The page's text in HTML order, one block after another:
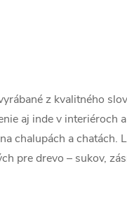
z kvalitného
aj inde v
chalupách a
pre drevo – sukov,